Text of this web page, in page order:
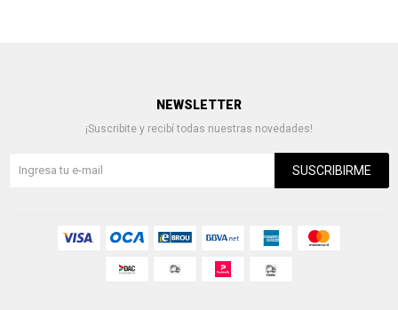
NEWSLETTER
¡Suscribite y recibí todas nuestras novedades!
SUSCRIBIRME